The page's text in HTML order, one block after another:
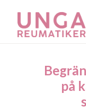
på